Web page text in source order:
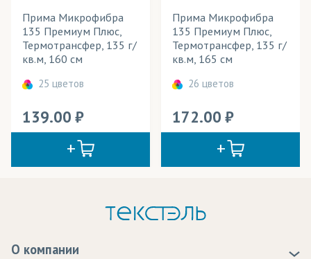
Прима Микрофибра
135 Премиум Плюс,
Термотрансфер, 135 г/
кв.м, 160 см
25 цветов
139.00
Прима Микрофибра
135 Премиум Плюс,
Термотрансфер, 135 г/
кв.м, 165 см
26 цветов
172.00
О компании